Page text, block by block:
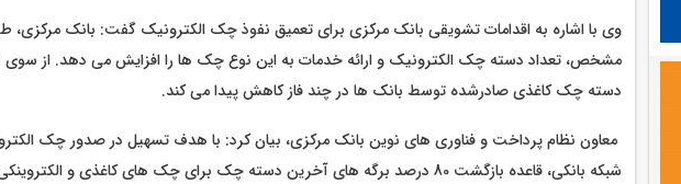
وی با اشاره به اقدامات تشویقی بانک مرکزی برای تعمیق نفوذ چک الکترونیک گفت: بانک مرکزی،
مشخص، تعداد دسته چک الکترونیک و ارائه خدمات به این نوع چک ها را افزایش می دهد. از سوی
دسته چک کاغذی صادرشده توسط بانک ها در چند فاز کاهش پیدا می کند.
معاون نظام پرداخت و فناوری های نوین بانک مرکزی، بیان کرد: با هدف تسهیل در صدور چک
شبکه بانکی، قاعده بازگشت 80 درصد برگه های آخرین دسته چک برای چک های کاغذی و